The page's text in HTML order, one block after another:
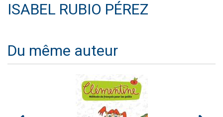
ISABEL RUBIO PÉREZ
Du même auteur